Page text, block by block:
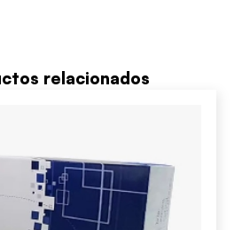
relacionados